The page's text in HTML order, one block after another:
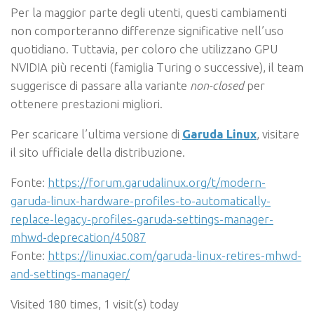
Per la maggior parte degli utenti, questi cambiamenti
non comporteranno differenze significative nell’uso
quotidiano. Tuttavia, per coloro che utilizzano GPU
NVIDIA più recenti (famiglia Turing o successive), il team
suggerisce di passare alla variante non-closedper
ottenere prestazioni migliori.
Per scaricare l’ultima versione di Garuda Linux, visitare
il sito ufficiale della distribuzione.
Fonte: https://forum.garudalinux.org/t/modern-
garuda-linux-hardware-profiles-to-automatically-
replace-legacy-profiles-garuda-settings-manager-
mhwd-deprecation/45087
Fonte: https://linuxiac.com/garuda-linux-retires-mhwd-
and-settings-manager/
Visited 180 times, 1 visit(s) today